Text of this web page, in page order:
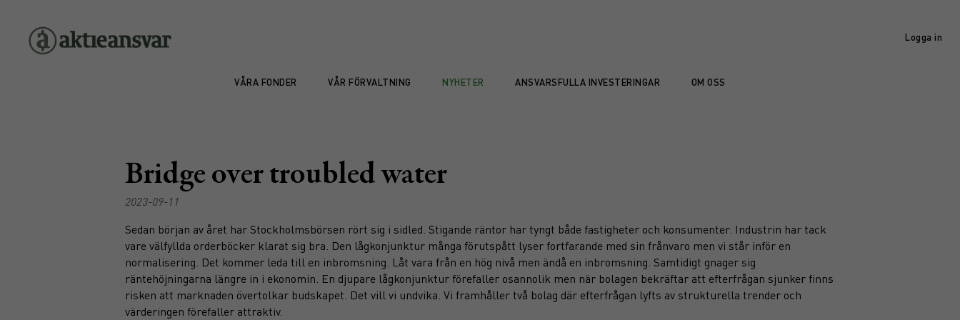
Logga in
VÅRA FONDER VÅR FÖRVALTNING NYHETER ANSVARSFULLA INVESTERINGAR OM OSS
Bridge over troubled water
2023-09-11
Sedan början av året har Stockholmsbörsen rört sig i sidled. Stigande räntor har tyngt både fastigheter och konsumenter. Industrin har tack
vare välfyllda orderböcker klarat sig bra. Den lågkonjunktur många förutspått lyser fortfarande med sin frånvaro men vi står inför en
normalisering. Det kommer leda till en inbromsning. Låt vara från en hög nivå men ändå en inbromsning. Samtidigt gnager sig
räntehöjningarna längre in i ekonomin. En djupare lågkonjunktur förefaller osannolik men när bolagen bekräftar att efterfrågan sjunker finns
risken att marknaden övertolkar budskapet. Det vill vi undvika. Vi framhåller två bolag där efterfrågan lyfts av strukturella trender och
värderingen förefaller attraktiv.